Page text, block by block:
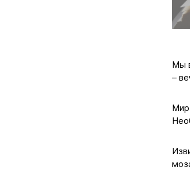
Мы
–